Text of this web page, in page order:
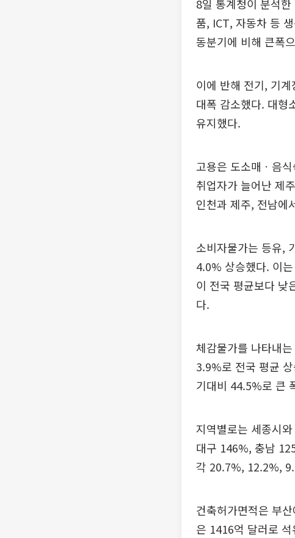
8일 통계청이 분석
품, ICT, 자동차 등
동분기에 비해 큰폭
이에 반해 전기, 기
대폭 감소했다. 대형
유지했다.
고용은 도소매ㆍ음
취업자가 늘어난 제
인천과 제주, 전남에
소비자물가는 등유,
4.0% 상승했다. 이
이 전국 평균보다
다.
체감물가를 나타내
3.9%로 전국 평균
기대비 44.5%로 큰
지역별로는 세종시
대구 146%, 충남
각 20.7%, 12.2%,
건축허가면적은 부
은 1416억 달러로